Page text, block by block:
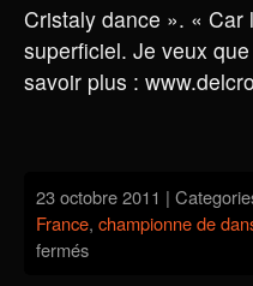
Cristaly dance ». «
superficiel. Je veux
savoir plus :
23 octobre 2011 |
France, championne de
fermés